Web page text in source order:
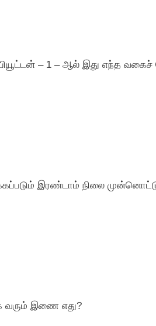
– 1 – ஆல் இது எந்த வகைச்
இரண்டாம் நிலை முன்னொட்டு
வரும் இணை எது?